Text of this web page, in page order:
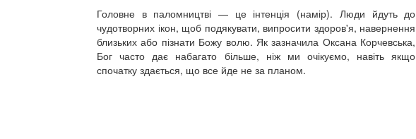
Головне в паломництві — це інтенція (намір). Люди йдуть до
чудотворних ікон, щоб подякувати, випросити здоров'я, навернення
близьких або пізнати Божу волю. Як зазначила Оксана Корчевська,
Бог часто дає набагато більше, ніж ми очікуємо, навіть якщо
спочатку здається, що все йде не за планом.